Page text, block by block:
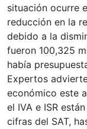
situación ocurre
reducción en la
debido a la
fueron 100,325
había
Expertos
económico este
el IVA e ISR
cifras del SAT,